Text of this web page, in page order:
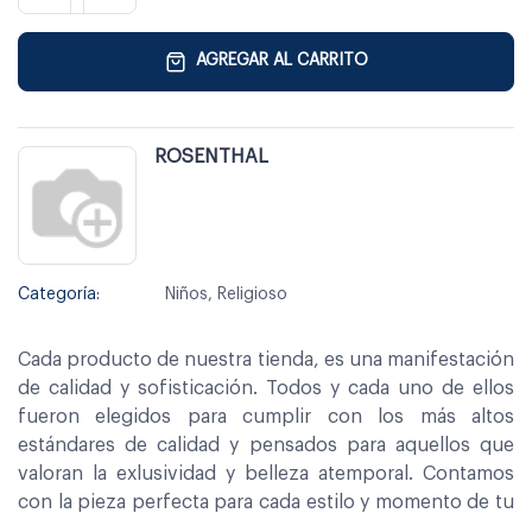
AGREGAR AL CARRITO
ROSENTHAL
Categoría: Niños, Religioso
Cada producto de nuestra tienda, es una manifestación
de calidad y sofisticación. Todos y cada uno de ellos
fueron elegidos para cumplir con los más altos
estándares de calidad y pensados para aquellos que
valoran la exlusividad y belleza atemporal. Contamos
con la pieza perfecta para cada estilo y momento de tu